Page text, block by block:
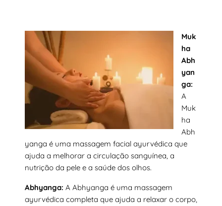
Muk
ha
Abh
yan
ga:
A
Muk
ha
Abh
yanga é uma massagem facial ayurvédica que
ajuda a melhorar a circulação sanguínea, a
nutrição da pele e a saúde dos olhos.
Abhyanga: A Abhyanga é uma massagem
ayurvédica completa que ajuda a relaxar o corpo,